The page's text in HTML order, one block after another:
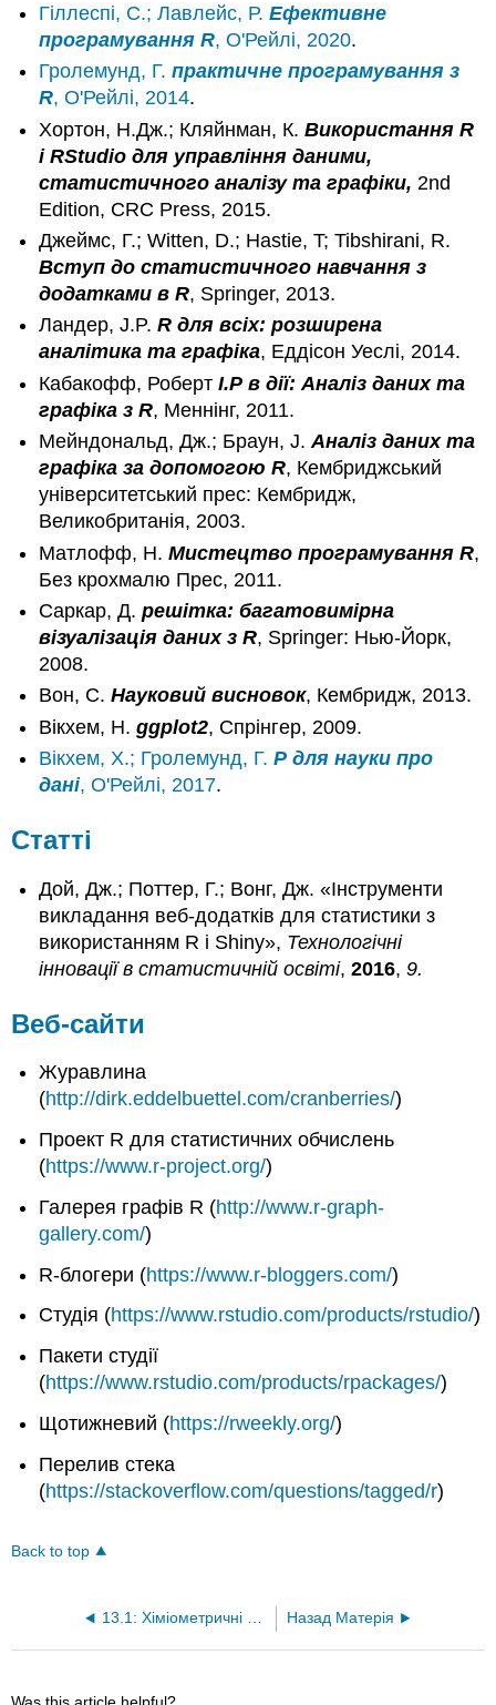
Гіллеспі, С.; Лавлейс, Р.Ефективне
програмування R, О'Рейлі, 2020.
Гролемунд, Г.практичне програмування з
R, О'Рейлі, 2014.
Хортон, Н.Дж.; Кляйнман, К.Використання R
і RStudio для управління даними,
статистичного аналізу та графіки, 2nd
Edition, CRC Press, 2015.
Джеймс, Г.; Witten, D.; Hastie, T; Tibshirani, R.
Вступ до статистичного навчання з
додатками в R, Springer, 2013.
Ландер, J.P.R для всіх: розширена
аналітика та графіка, Еддісон Уеслі, 2014.
Кабакофф, РобертІ.Р в дії: Аналіз даних та
графіка з R, Меннінг, 2011.
Мейндональд, Дж.; Браун, J.Аналіз даних та
графіка за допомогою R, Кембриджський
університетський прес: Кембридж,
Великобританія, 2003.
Матлофф, Н.Мистецтво програмування R,
Без крохмалю Прес, 2011.
Саркар, Д.решітка: багатовимірна
візуалізація даних з R, Springer: Нью-Йорк,
2008.
Вон, С.Науковий висновок, Кембридж, 2013.
Вікхем, Н.ggplot2, Спрінгер, 2009.
Вікхем, Х.; Гролемунд, Г.Р для науки про
дані, О'Рейлі, 2017.
Статті
Дой, Дж.; Поттер, Г.; Вонг, Дж. «Інструменти
викладання веб-додатків для статистики з
використанням R і Shiny», Технологічні
інновації в статистичній освіті,2016,9.
Веб-сайти
Журавлина
(http://dirk.eddelbuettel.com/cranberries/)
Проект R для статистичних обчислень
(https://www.r-project.org/)
Галерея графів R (http://www.r-graph-
gallery.com/)
R-блогери (https://www.r-bloggers.com/)
Студія (https://www.rstudio.com/products/rstudio/)
Пакети студії
(https://www.rstudio.com/products/rpackages/)
Щотижневий (https://rweekly.org/)
Перелив стека
(https://stackoverflow.com/questions/tagged/r)
Back to top
13.1: Хіміометричні ресурси Назад Матерія